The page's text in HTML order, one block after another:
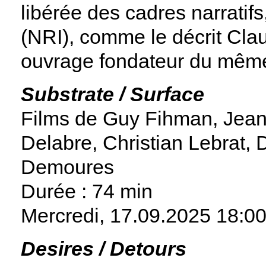
libérée des cadres
(NRI), comme le décrit
ouvrage fondateur du
Substrate / Surface
Films de Guy Fihman,
Delabre, Christian Lebrat,
Demoures
Durée : 74 min
Mercredi, 17.09.2025 18:00
Desires / Detours